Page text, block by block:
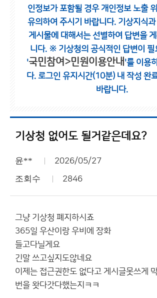
인정보가 포함될 경우 개인정보 노출
유의하여 주시기 바랍니다. 기상지식
게시물에 대해서는 선별하여 답변을
니다. ※ 기상청의 공식적인 답변이 필
'국민참여>민원이용안내 '를 이용
다. 로그인 유지시간(10분) 내 작성 완
바랍니다.
기상청 없어도 될거같은데요?
윤** 2026/05/27
조회수 2846
그냥 기상청 폐지하시죠
365일 우산이랑 우비에 장화
들고다닐게요
긴말 쓰고싶지도않네요
이제는 접근권한도 없다고 게시글못쓰게
번을 왓다갓다했는지ㅋㅋ